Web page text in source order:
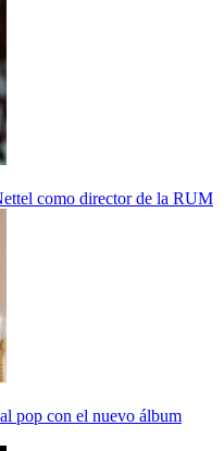
como director de la RUM
pop con el nuevo álbum